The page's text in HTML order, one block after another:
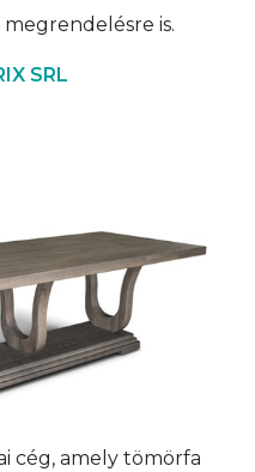
is.
SRL
cég, amely tömörfa